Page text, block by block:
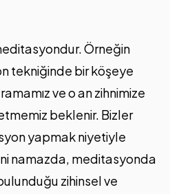
Örneğin
tekniğinde bir köşeye
ve o an zihnimize
beklenir. Bizler
yapmak niyetiyle
namazda, meditasyonda
zihinsel ve